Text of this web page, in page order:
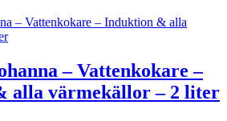
– Vattenkokare –
alla värmekällor – 2 liter